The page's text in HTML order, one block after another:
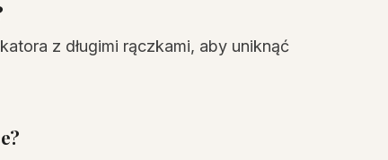
z długimi rączkami, aby uniknąć